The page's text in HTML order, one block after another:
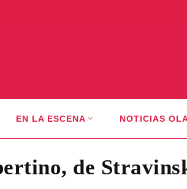
EN LA ESCENA NOTICIAS
de